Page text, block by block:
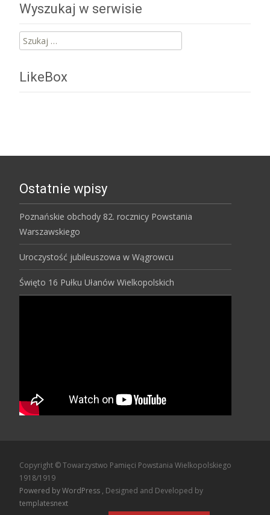
Wyszukaj w serwisie
Szukaj:
LikeBox
Ostatnie wpisy
Poznańskie obchody 82. rocznicy Powstania
Warszawskiego
Uroczystość jubileuszowa w Wągrowcu
Święto 16 Pułku Ułanów Wielkopolskich
Copyright © Towarzystwo Pamięci Powstania Wielkopolskiego
1918/1919
Powered by WordPress , Designed and Developed by
templatesnext